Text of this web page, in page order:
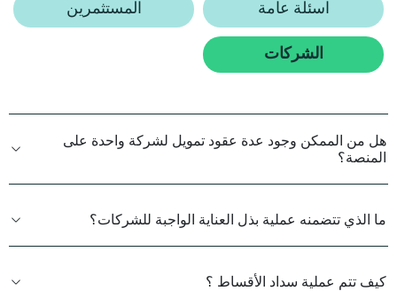
اسئلة عامة المستثمرين
الشركات
هل من الممكن وجود عدة عقود تمويل لشركة واحدة على
المنصة؟
ما الذي تتضمنه عملية بذل العناية الواجبة للشركات؟
كيف تتم عملية سداد ‏الأقساط ؟